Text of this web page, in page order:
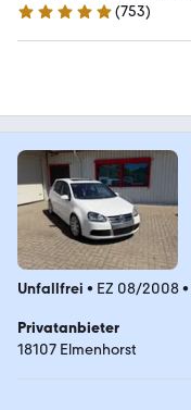
4.9 Sterne
(753)
Unfallfrei • EZ 08/2008•
Privatanbieter
18107 Elmenhorst